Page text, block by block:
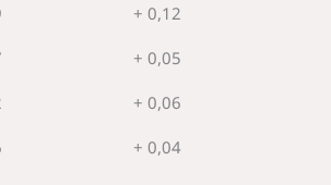
+ 0,12
+ 0,05
+ 0,06
+ 0,04